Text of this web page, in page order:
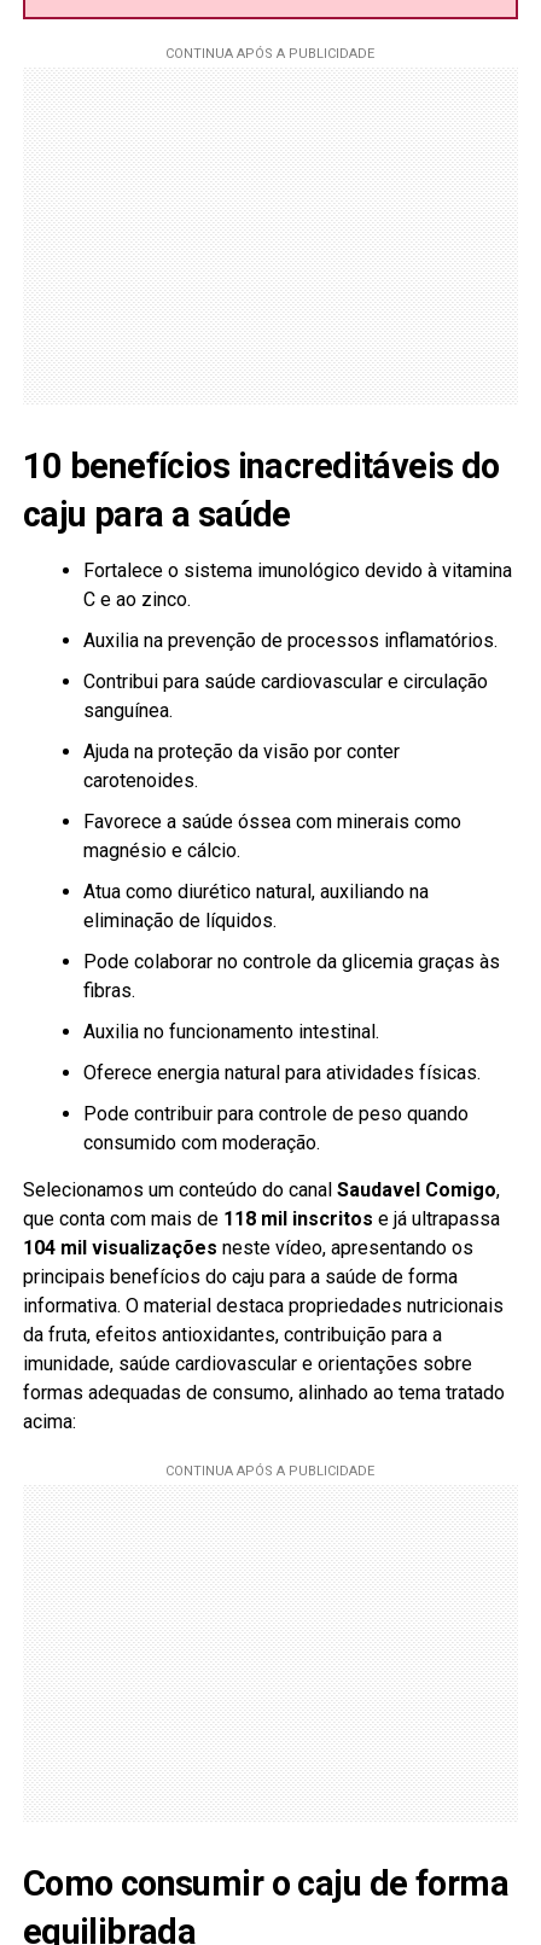
10 benefícios inacreditáveis do
caju para a saúde
Fortalece o sistema imunológico devido à vitamina
C e ao zinco.
Auxilia na prevenção de processos inflamatórios.
Contribui para saúde cardiovascular e circulação
sanguínea.
Ajuda na proteção da visão por conter
carotenoides.
Favorece a saúde óssea com minerais como
magnésio e cálcio.
Atua como diurético natural, auxiliando na
eliminação de líquidos.
Pode colaborar no controle da glicemia graças às
fibras.
Auxilia no funcionamento intestinal.
Oferece energia natural para atividades físicas.
Pode contribuir para controle de peso quando
consumido com moderação.
Selecionamos um conteúdo do canal Saudavel Comigo,
que conta com mais de 118 mil inscritos e já ultrapassa
104 mil visualizações neste vídeo, apresentando os
principais benefícios do caju para a saúde de forma
informativa. O material destaca propriedades nutricionais
da fruta, efeitos antioxidantes, contribuição para a
imunidade, saúde cardiovascular e orientações sobre
formas adequadas de consumo, alinhado ao tema tratado
acima:
Como consumir o caju de forma
equilibrada